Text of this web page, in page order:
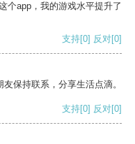
个app，我的游戏水平提升了
支持[0] 反对[0]
保持联系，分享生活点滴。
支持[0] 反对[0]